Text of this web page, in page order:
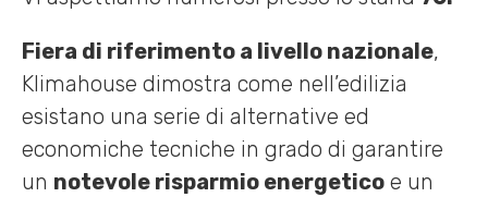
Fiera di riferimento a livello nazionale,
Klimahouse dimostra come nell’edilizia
esistano una serie di alternative ed
economiche tecniche in grado di garantire
un notevole risparmio energetico e un